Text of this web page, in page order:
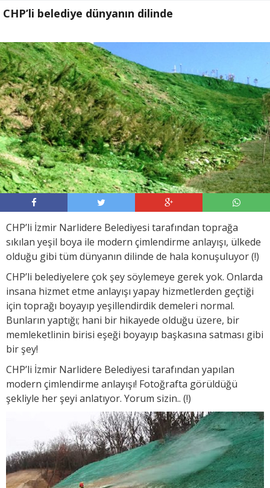
CHP’li belediye dünyanın dilinde
CHP’li İzmir Narlidere Belediyesi tarafından toprağa
sıkılan yeşil boya ile modern çimlendirme anlayışı, ülkede
olduğu gibi tüm dünyanın dilinde de hala konuşuluyor (!)
CHP’li belediyelere çok şey söylemeye gerek yok. Onlarda
insana hizmet etme anlayışı yapay hizmetlerden geçtiği
için toprağı boyayıp yeşillendirdik demeleri normal.
Bunların yaptığı; hani bir hikayede olduğu üzere, bir
memleketlinin birisi eşeği boyayıp başkasına satması gibi
bir şey!
CHP’li İzmir Narlidere Belediyesi tarafından yapılan
modern çimlendirme anlayışı! Fotoğrafta görüldüğü
şekliyle her şeyi anlatıyor. Yorum sizin.. (!)